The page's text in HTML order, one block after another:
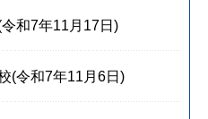
和7年11月17日)
(令和7年11月6日)